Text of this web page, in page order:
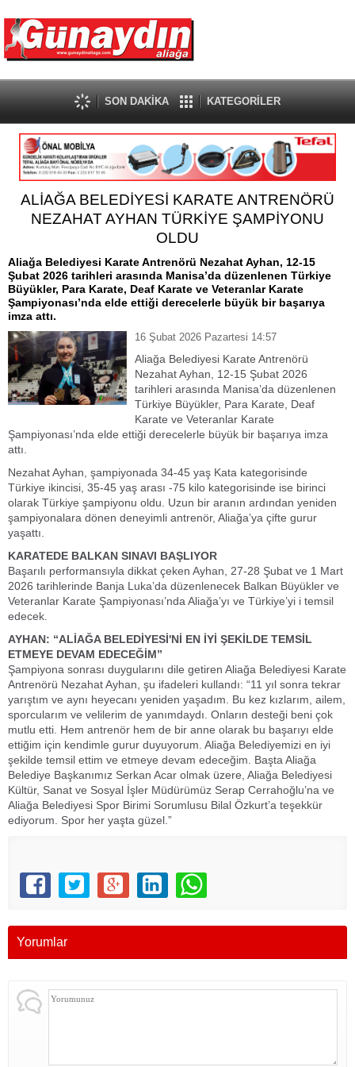
SON DAKİKA KATEGORİLER
ALİAĞA BELEDİYESİ KARATE ANTRENÖRÜ
NEZAHAT AYHAN TÜRKİYE ŞAMPİYONU
OLDU
Aliağa Belediyesi Karate Antrenörü Nezahat Ayhan, 12-15
Şubat 2026 tarihleri arasında Manisa’da düzenlenen Türkiye
Büyükler, Para Karate, Deaf Karate ve Veteranlar Karate
Şampiyonası’nda elde ettiği derecelerle büyük bir başarıya
imza attı.
16 Şubat 2026 Pazartesi 14:57
Aliağa Belediyesi Karate Antrenörü
Nezahat Ayhan, 12-15 Şubat 2026
tarihleri arasında Manisa’da düzenlenen
Türkiye Büyükler, Para Karate, Deaf
Karate ve Veteranlar Karate
Şampiyonası’nda elde ettiği derecelerle büyük bir başarıya imza
attı.
Nezahat Ayhan, şampiyonada 34-45 yaş Kata kategorisinde
Türkiye ikincisi, 35-45 yaş arası -75 kilo kategorisinde ise birinci
olarak Türkiye şampiyonu oldu. Uzun bir aranın ardından yeniden
şampiyonalara dönen deneyimli antrenör, Aliağa’ya çifte gurur
yaşattı.
KARATEDE BALKAN SINAVI BAŞLIYOR
Başarılı performansıyla dikkat çeken Ayhan, 27-28 Şubat ve 1 Mart
2026 tarihlerinde Banja Luka’da düzenlenecek Balkan Büyükler ve
Veteranlar Karate Şampiyonası’nda Aliağa’yı ve Türkiye’yi i temsil
edecek.
AYHAN: “ALİAĞA BELEDİYESİ'Nİ EN İYİ ŞEKİLDE TEMSİL
ETMEYE DEVAM EDECEĞİM”
Şampiyona sonrası duygularını dile getiren Aliağa Belediyesi Karate
Antrenörü Nezahat Ayhan, şu ifadeleri kullandı: “11 yıl sonra tekrar
yarıştım ve aynı heyecanı yeniden yaşadım. Bu kez kızlarım, ailem,
sporcularım ve velilerim de yanımdaydı. Onların desteği beni çok
mutlu etti. Hem antrenör hem de bir anne olarak bu başarıyı elde
ettiğim için kendimle gurur duyuyorum. Aliağa Belediyemizi en iyi
şekilde temsil ettim ve etmeye devam edeceğim. Başta Aliağa
Belediye Başkanımız Serkan Acar olmak üzere, Aliağa Belediyesi
Kültür, Sanat ve Sosyal İşler Müdürümüz Serap Cerrahoğlu’na ve
Aliağa Belediyesi Spor Birimi Sorumlusu Bilal Özkurt’a teşekkür
ediyorum. Spor her yaşta güzel.”
Yorumlar